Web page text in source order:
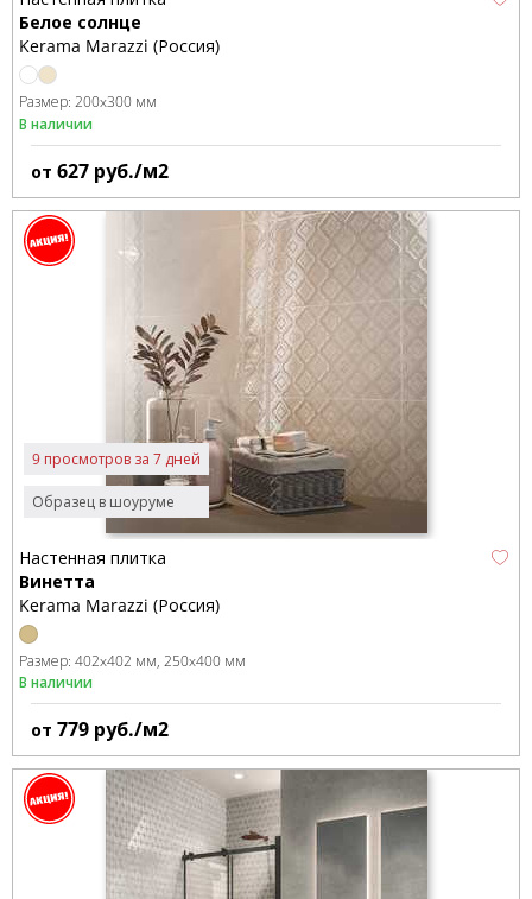
Белое солнце
Kerama Marazzi (Россия)
Размер: 200x300 мм
В наличии
от 627 руб./м2
Образец в шоуруме
9 просмотров за 7 дней
Настенная плитка
Винетта
Kerama Marazzi (Россия)
Размер: 402x402 мм 250x400 мм
В наличии
от 779 руб./м2